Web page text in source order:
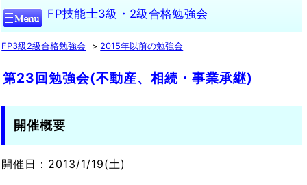
FP技能士3級・2級合格勉強会
FP3級2級合格勉強会 2015年以前の勉強会
第23回勉強会(不動産、相続・事業承継)
開催概要
開催日：2013/1/19(土)